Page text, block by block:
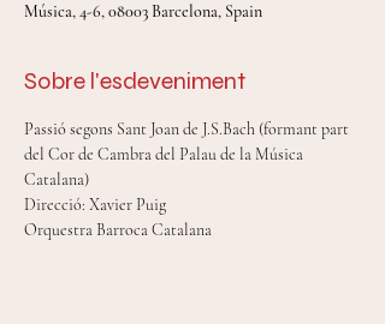
Música, 4-6, 08003 Barcelona, Spain
Sobre l'esdeveniment
Passió segons Sant Joan de J.S.Bach (formant part
del Cor de Cambra del Palau de la Música
Catalana)
Direcció: Xavier Puig
Orquestra Barroca Catalana